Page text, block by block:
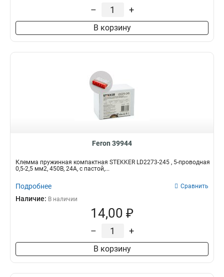
– +
В корзину
Feron 39944
Клемма пружинная компактная STEKKER LD2273-245 , 5-проводная
0,5-2,5 мм2, 450В, 24A, с пастой,...
Подробнее Сравнить
Наличие: В наличии
14,00 ₽
– +
В корзину